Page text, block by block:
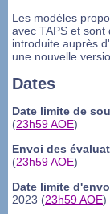
Les modèles
avec TAPS et
introduite auprès
une nouvelle
Dates
Date limite de
(23h59 AOE)
Envoi des
(23h59 AOE)
Date limite
2023 (23h59 AOE)